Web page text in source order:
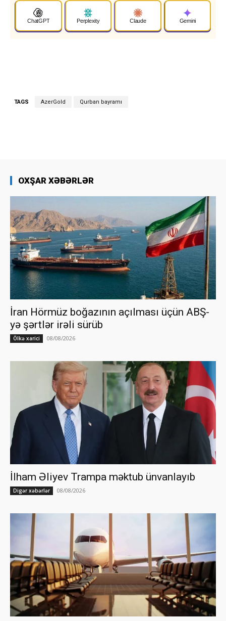
ChatGPT Perplexity Claude Gemini
TAGS AzerGold Qurban bayramı
OXŞAR XƏBƏRLƏR
İran Hörmüz boğazının açılması üçün ABŞ-
yə şərtlər irəli sürüb
Ölkə xarici 08/08/2026
İlham Əliyev Trampa məktub ünvanlayıb
Digər xəbərlər 08/08/2026